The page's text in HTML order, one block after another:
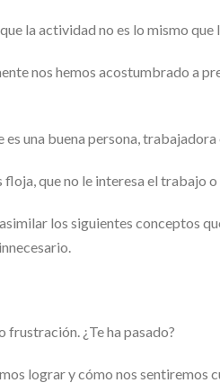
la actividad no es lo mismo
nos hemos acostumbrado a
es una buena persona,
floja, que no le interesa el trabajo
los siguientes conceptos
frustración. ¿Te ha pasado?
lograr y cómo nos sentiremos